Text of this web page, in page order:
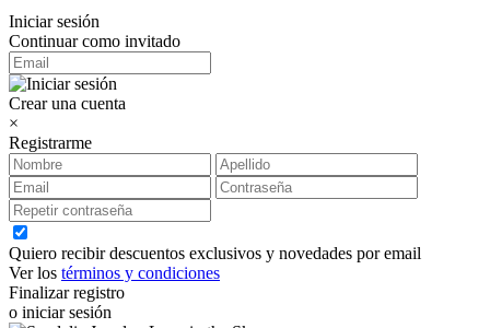
Iniciar sesión
Continuar como invitado
Crear una cuenta
×
Registrarme
Quiero recibir descuentos exclusivos y novedades por email
Ver los términos y condiciones
Finalizar registro
o iniciar sesión